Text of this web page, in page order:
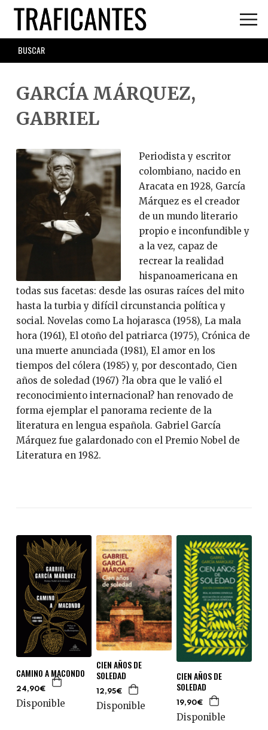
Skip
main
content
SEARCH
FORM
GARCÍA MÁRQUEZ,
GABRIEL
Periodista y escritor
colombiano, nacido en
Aracata en 1928, García
Márquez es el creador
de un mundo literario
propio e inconfundible y
a la vez, capaz de
recrear la realidad
hispanoamericana en
todas sus facetas: desde las osuras raíces del mito
hasta la turbia y difícil circunstancia política y
social. Novelas como La hojarasca (1958), La mala
hora (1961), El otoño del patriarca (1975), Crónica de
una muerte anunciada (1981), El amor en los
tiempos del cólera (1985) y, por descontado, Cien
años de soledad (1967) ?la obra que le valió el
reconocimiento internacional? han renovado de
forma ejemplar el panorama reciente de la
literatura en lengua española. Gabriel García
Márquez fue galardonado con el Premio Nobel de
Literatura en 1982.
CAMINO A MACONDO
24,90€
Disponible
CIEN AÑOS DE
SOLEDAD
12,95€
Disponible
CIEN AÑOS DE
SOLEDAD
19,90€
Disponible